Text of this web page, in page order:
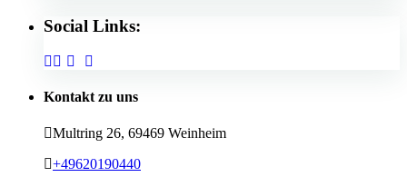
Social Links:
Kontakt zu uns
Multring 26, 69469 Weinheim
+49620190440